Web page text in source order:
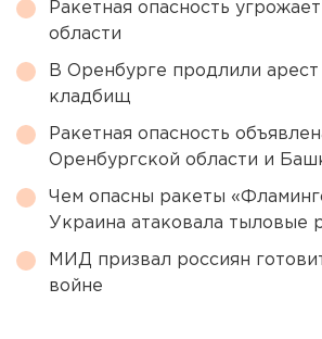
Ракетная опасность
области
В Оренбурге продлили
кладбищ
Ракетная опасность
Оренбургской области и
Чем опасны ракеты
Украина атаковала тыловые
МИД призвал россиян
войне